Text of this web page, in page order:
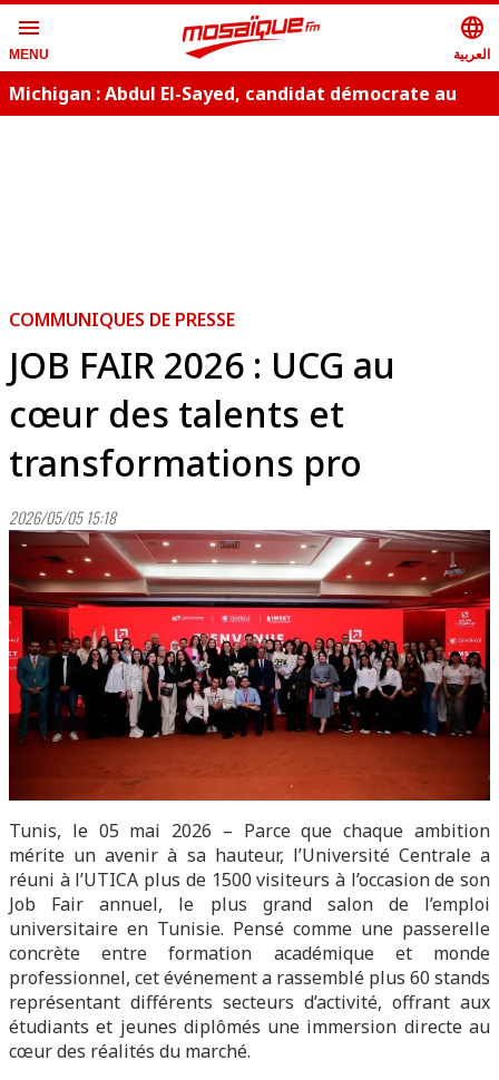
menu
MENU
language
العربية
Michigan : Abdul El-Sayed, candidat démocrate au
COMMUNIQUES DE PRESSE
JOB FAIR 2026 : UCG au
cœur des talents et
transformations pro
2026/05/05 15:18
Tunis, le 05 mai 2026 – Parce que chaque ambition
mérite un avenir à sa hauteur, l’Université Centrale a
réuni à l’UTICA plus de 1500 visiteurs à l’occasion de son
Job Fair annuel, le plus grand salon de l’emploi
universitaire en Tunisie. Pensé comme une passerelle
concrète entre formation académique et monde
professionnel, cet événement a rassemblé plus 60 stands
représentant différents secteurs d’activité, offrant aux
étudiants et jeunes diplômés une immersion directe au
cœur des réalités du marché.